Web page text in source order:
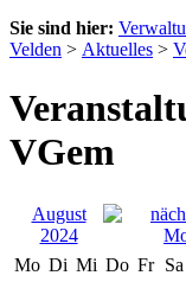
Sie sind hier:
Velden > Aktuelles >
VGem
August
2024
Mo Di Mi Do Fr Sa